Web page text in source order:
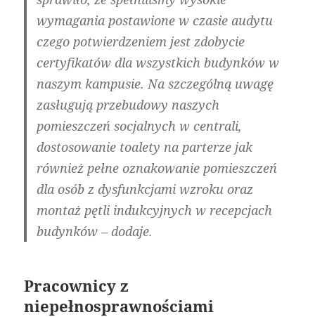
wymagania postawione w czasie audytu
czego potwierdzeniem jest zdobycie
certyfikatów dla wszystkich budynków w
naszym kampusie. Na szczególną uwagę
zasługują przebudowy naszych
pomieszczeń socjalnych w centrali,
dostosowanie toalety na parterze jak
również pełne oznakowanie pomieszczeń
dla osób z dysfunkcjami wzroku oraz
montaż pętli indukcyjnych w recepcjach
budynków – dodaje.
Pracownicy z
niepełnosprawnościami